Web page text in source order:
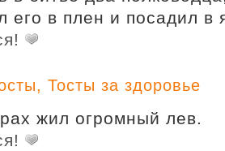
его в плен и посадил в
, Тосты за здоровье
жил огромный лев.